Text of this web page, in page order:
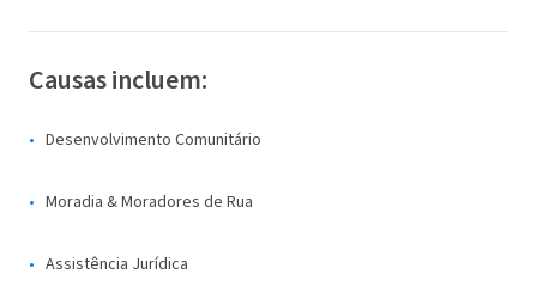
Causas incluem:
Desenvolvimento Comunitário
Moradia & Moradores de Rua
Assistência Jurídica